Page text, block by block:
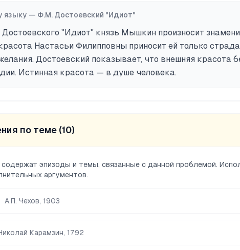
языку — Ф.М. Достоевский "Идиот"
"Идиот" князь Мышкин произносит
Настасьи Филипповны приносит ей только
Достоевский показывает, что внешняя красота
Истинная красота — в душе человека.
по теме (10)
содержат эпизоды и темы, связанные с данной проблемой.
аргументов.
А.П. Чехов, 1903
Карамзин, 1792